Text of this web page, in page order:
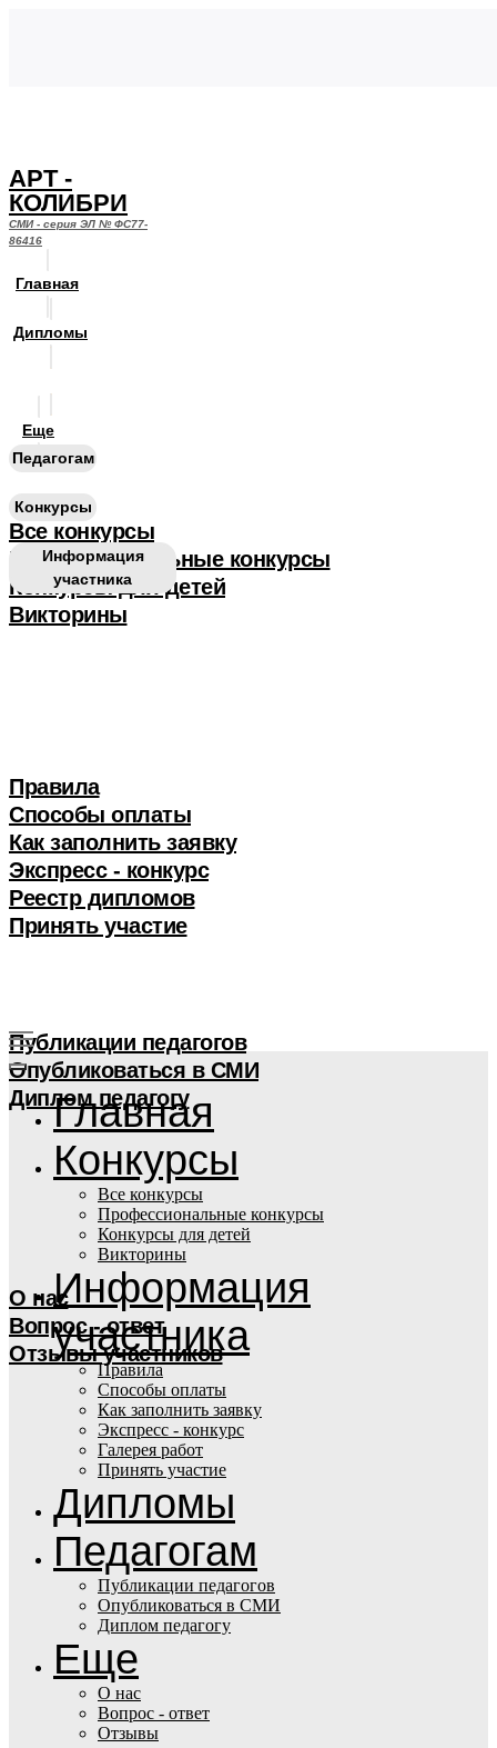
АРТ -
КОЛИБРИ
СМИ - серия ЭЛ № ФС77-
86416
Главная
Дипломы
Еще
Педагогам
Конкурсы
Информация
участника
Все конкурсы
Профессиональные конкурсы
Конкурсы для детей
Викторины
Правила
Способы оплаты
Как заполнить заявку
Экспресс - конкурс
Реестр дипломов
Принять участие
Публикации педагогов
Опубликоваться в СМИ
Диплом педагогу
О нас
Вопрос - ответ
Отзывы участников
Главная
Конкурсы
Все конкурсы
Профессиональные конкурсы
Конкурсы для детей
Викторины
Информация
участника
Правила
Способы оплаты
Как заполнить заявку
Экспресс - конкурс
Галерея работ
Принять участие
Дипломы
Педагогам
Публикации педагогов
Опубликоваться в СМИ
Диплом педагогу
Еще
О нас
Вопрос - ответ
Отзывы